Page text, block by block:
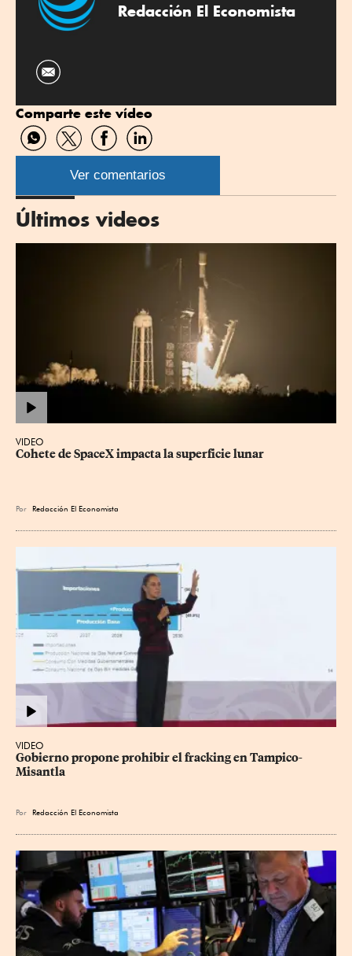
Redacción El Economista
Comparte este vídeo
Compartir
por
WhatsApp
Compartir
por
Twitter
Compartir
por
Facebook
Compartir
por
Linkedin
Ver comentarios
Últimos videos
VIDEO
Cohete de SpaceX impacta la superficie lunar
Por Redacción El Economista
VIDEO
Gobierno propone prohibir el fracking en Tampico-
Misantla
Por Redacción El Economista